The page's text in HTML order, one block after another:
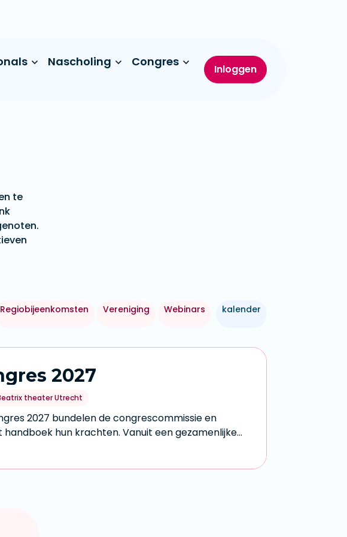
Nascholing
Congres
Inloggen
te
Regiobijeenkomsten Vereniging Webinars kalender
2027
theater Utrecht
2027 bundelen de congrescommissie en
hun krachten. Vanuit een gezamenlijke